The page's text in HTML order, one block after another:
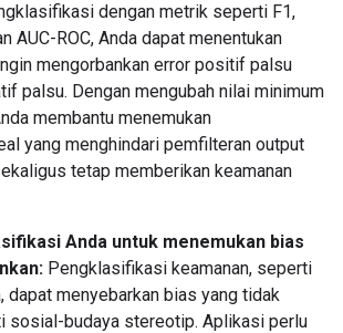
dengan metrik seperti F1,
AUC-ROC, Anda dapat menentukan
mengorbankan error positif palsu
palsu. Dengan mengubah nilai minimum
membantu menemukan
yang menghindari pemfilteran output
tetap memberikan keamanan
Anda untuk menemukan bias
Pengklasifikasi keamanan, seperti
dapat menyebarkan bias yang tidak
sosial-budaya stereotip. Aplikasi perlu